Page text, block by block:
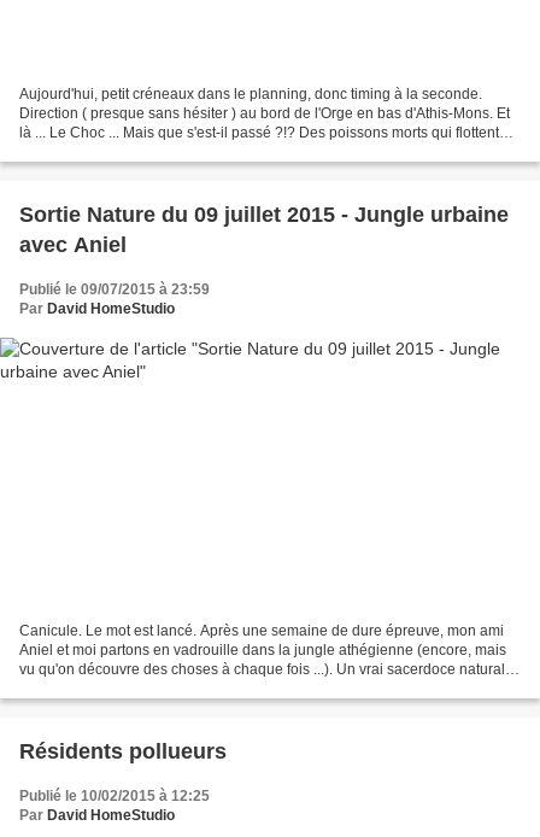
Aujourd'hui, petit créneaux dans le planning, donc timing à la seconde.
Direction ( presque sans hésiter ) au bord de l'Orge en bas d'Athis-Mons. Et
là ... Le Choc ... Mais que s'est-il passé ?!? Des poissons morts qui flottent
Sortie Nature du 09 juillet 2015 - Jungle urbaine
avec Aniel
Publié le 09/07/2015 à 23:59
Par David HomeStudio
Canicule. Le mot est lancé. Après une semaine de dure épreuve, mon ami
Aniel et moi partons en vadrouille dans la jungle athégienne (encore, mais
vu qu'on découvre des choses à chaque fois ...). Un vrai sacerdoce naturalo-
Résidents pollueurs
Publié le 10/02/2015 à 12:25
Par David HomeStudio